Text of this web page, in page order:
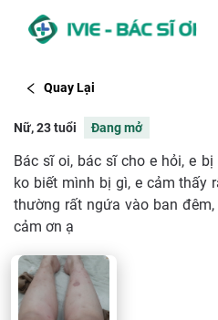
Quay Lại
Nữ, 23 tuổi Đang mở
Bác sĩ oi, bác sĩ cho e hỏi, e
ko biết mình bị gì, e cảm thấy
thường rất ngứa vào ban
cảm ơn ạ